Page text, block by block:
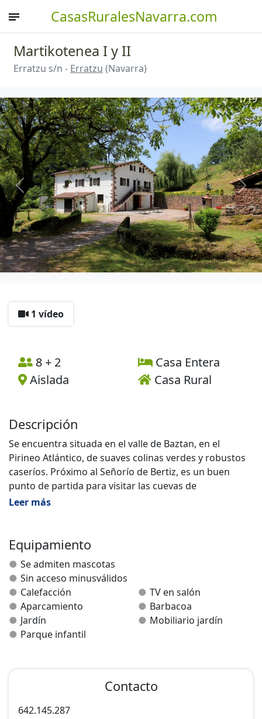
CasasRuralesNavarra.com
Martikotenea I y II
Erratzu s/n - Erratzu (Navarra)
Anterior
1/19
1 vídeo
8 + 2
Casa Entera
Aislada
Casa Rural
Descripción
Se encuentra situada en el valle de Baztan, en el
Pirineo Atlántico, de suaves colinas verdes y robustos
caseríos. Próximo al Señorío de Bertiz, es un buen
punto de partida para visitar las cuevas de
Zugarramurdi o Urdax o hermosos pueblos como
El caserío cuenta con dos casas, y cada casa con dos
plantas:
La primera planta consta de dos habitaciones dobles,
un baño y cocina-comedor.
La segunda planta consta de sala de estar
abuhardillada con TV. Terraza. Jardín con mobiliario,
barbacoa y columpios.
Leer más
Equipamiento
Se admiten mascotas
Sin acceso minusválidos
Calefacción
TV en salón
Aparcamiento
Barbacoa
Jardín
Mobiliario jardín
Parque infantil
Contacto
642.145.287